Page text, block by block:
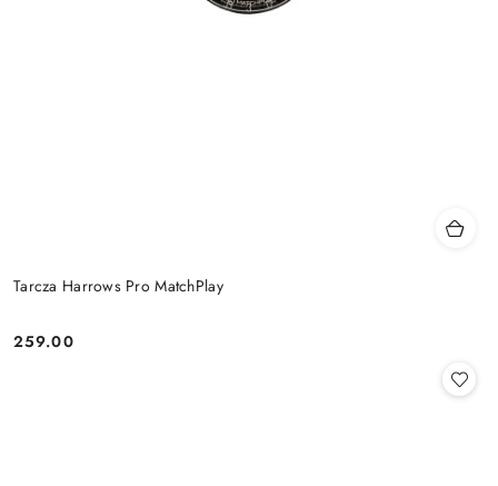
Tarcza Harrows Pro MatchPlay
Cena:
259.00